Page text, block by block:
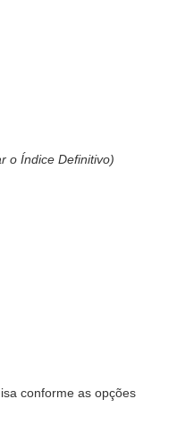
o Índice Definitivo)
conforme as opções